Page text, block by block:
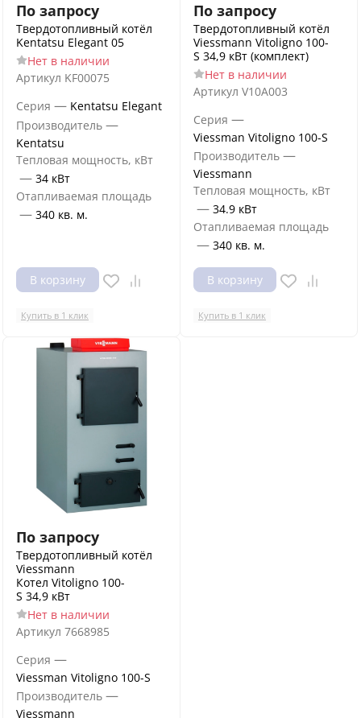
По запросу
Твердотопливный котёл
Kentatsu Elegant 05
Нет в наличии
Артикул KF00075
Серия — Kentatsu Elegant
Производитель —
Kentatsu
Тепловая мощность, кВт
— 34 кВт
Отапливаемая площадь
— 340 кв. м.
В корзину
Купить в 1 клик
По запросу
Твердотопливный котёл
Viessmann Vitoligno 100-
S 34,9 кВт (комплект)
Нет в наличии
Артикул V10A003
Серия —
Viessman Vitoligno 100-S
Производитель —
Viessmann
Тепловая мощность, кВт
— 34.9 кВт
Отапливаемая площадь
— 340 кв. м.
В корзину
Купить в 1 клик
По запросу
Твердотопливный котёл
Viessmann
Котел Vitoligno 100-
S 34,9 кВт
Нет в наличии
Артикул 7668985
Серия —
Viessman Vitoligno 100-S
Производитель —
Viessmann